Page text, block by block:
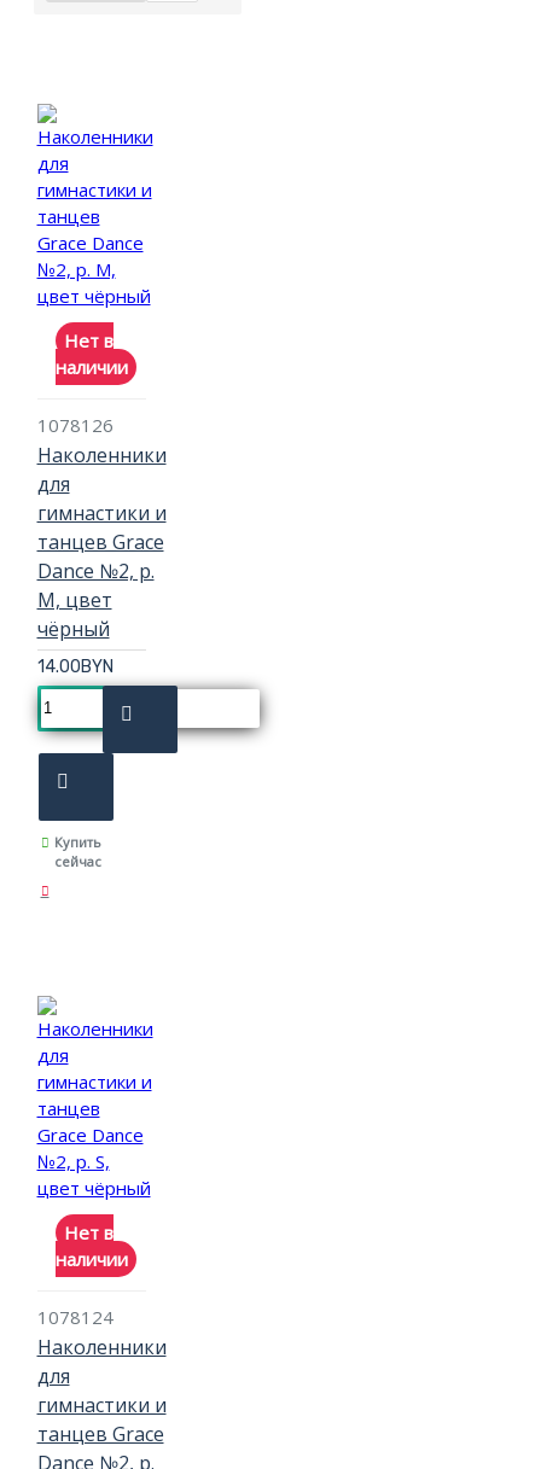
Нет в
наличии
1078126
Наколенники
для
гимнастики и
танцев Grace
Dance №2, р.
M, цвет
чёрный
14.00BYN
Купить
сейчас
Нет в
наличии
1078124
Наколенники
для
гимнастики и
танцев Grace
Dance №2, р.